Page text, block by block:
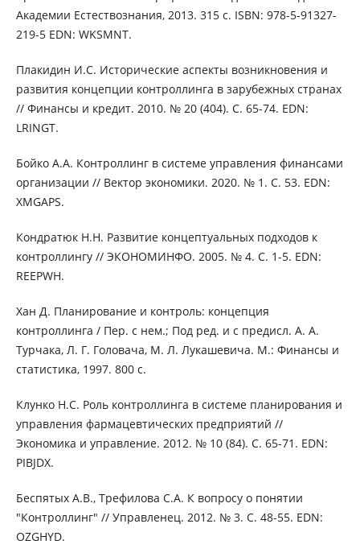
Академии Естествознания, 2013. 315 с. ISBN: 978-5-91327-
219-5 EDN: WKSMNT.
Плакидин И.С. Исторические аспекты возникновения и
развития концепции контроллинга в зарубежных странах
// Финансы и кредит. 2010. № 20 (404). С. 65-74. EDN:
LRINGT.
Бойко А.А. Контроллинг в системе управления финансами
организации // Вектор экономики. 2020. № 1. С. 53. EDN:
XMGAPS.
Кондратюк Н.Н. Развитие концептуальных подходов к
контроллингу // ЭКОНОМИНФО. 2005. № 4. С. 1-5. EDN:
REEPWH.
Хан Д. Планирование и контроль: концепция
контроллинга / Пер. с нем.; Под ред. и с предисл. А. А.
Турчака, Л. Г. Головача, М. Л. Лукашевича. М.: Финансы и
статистика, 1997. 800 с.
Клунко Н.С. Роль контроллинга в системе планирования и
управления фармацевтических предприятий //
Экономика и управление. 2012. № 10 (84). С. 65-71. EDN:
PIBJDX.
Беспятых А.В., Трефилова С.А. К вопросу о понятии
"Контроллинг" // Управленец. 2012. № 3. С. 48-55. EDN:
OZGHYD.